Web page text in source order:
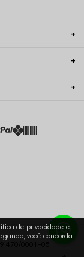
0001-05
de privacidade e
você concorda